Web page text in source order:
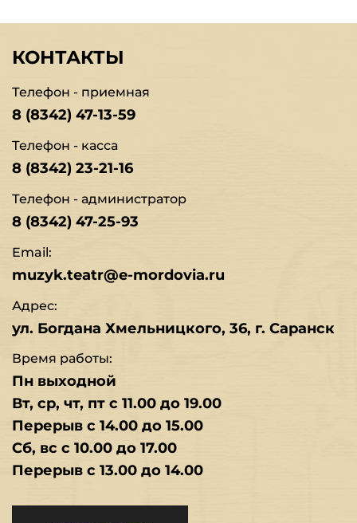
КОНТАКТЫ
Телефон - приемная
8 (8342) 47-13-59
Телефон - касса
8 (8342) 23-21-16
Телефон - администратор
8 (8342) 47-25-93
Email:
muzyk.teatr@e-mordovia.ru
Адрес:
ул. Богдана Хмельницкого, 36, г. Саранск
Время работы:
Пн выходной
Вт, ср, чт, пт с 11.00 до 19.00
Перерыв с 14.00 до 15.00
Сб, вс с 10.00 до 17.00
Перерыв с 13.00 до 14.00